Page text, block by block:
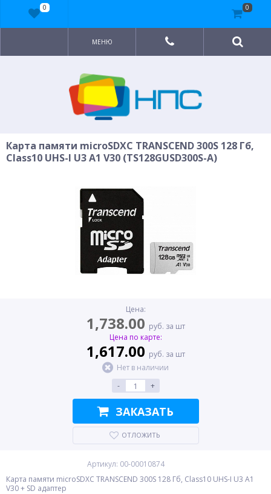
МЕНЮ
Карта памяти microSDXC TRANSCEND 300S 128 Гб,
Class10 UHS-I U3 A1 V30 (TS128GUSD300S-A)
Цена:
1,738.00 руб. за шт
Цена по карте:
1,617.00 руб. за шт
Нет в наличии
-
+
ЗАКАЗАТЬ
ОТЛОЖИТЬ
Артикул: 00-00010874
Карта памяти microSDXC TRANSCEND 300S 128 Гб, Class10 UHS-I U3 A1
V30 + SD адаптер
0 0